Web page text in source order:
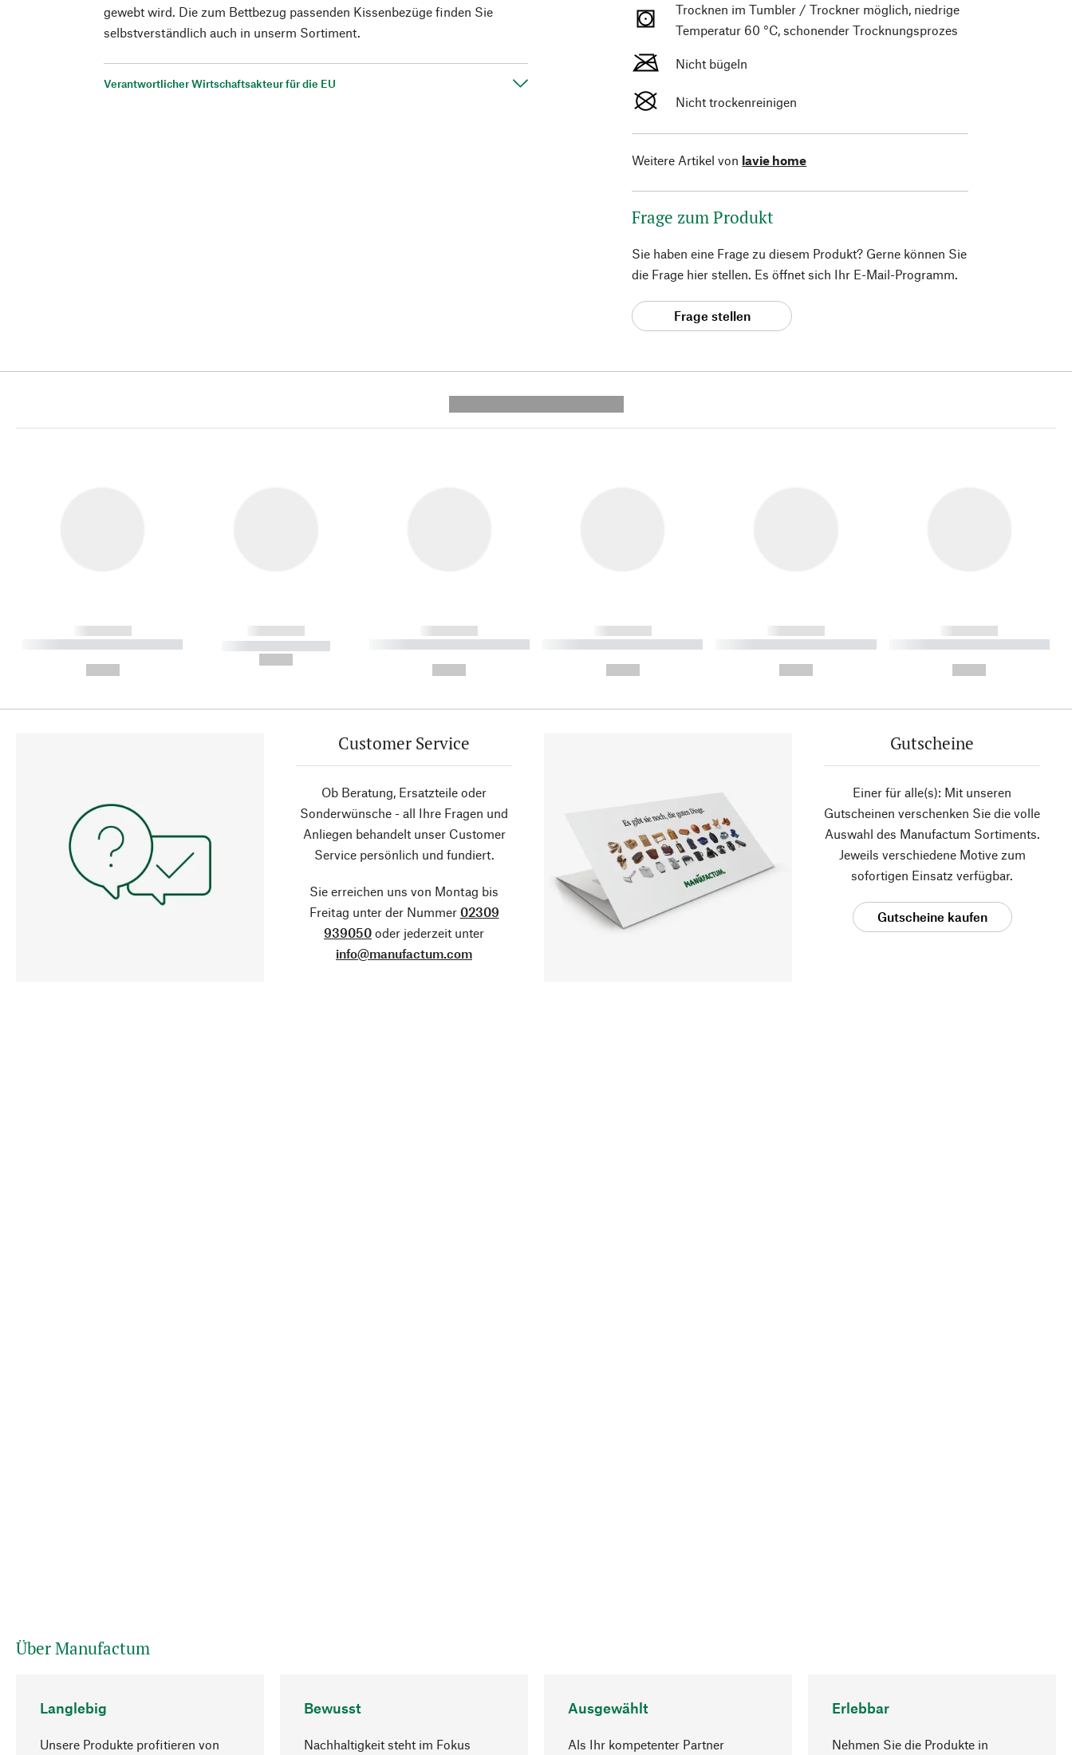
gewebt wird. Die zum Bettbezug passenden Kissenbezüge finden Sie
selbstverständlich auch in unserm Sortiment.
Verantwortlicher Wirtschaftsakteur für die EU
Trocknen im Tumbler / Trockner möglich, niedrige
Temperatur 60 °C, schonender Trocknungsprozes
Nicht bügeln
Nicht trockenreinigen
Weitere Artikel von lavie home
Frage zum Produkt
Sie haben eine Frage zu diesem Produkt? Gerne können Sie
die Frage hier stellen. Es öffnet sich Ihr E-Mail-Programm.
Frage stellen
------------
----------- ----------- ----------
------------
----------- -----------
------------
----------- ----------- ----------
------------
----------- ----------- ----------
------------
----------- ----------- ----------
------------
----------- ----------- ----------
Customer Service
Ob Beratung, Ersatzteile oder
Sonderwünsche - all Ihre Fragen und
Anliegen behandelt unser Customer
Service persönlich und fundiert.
Sie erreichen uns von Montag bis
Freitag unter der Nummer 02309
939050 oder jederzeit unter
info@manufactum.com
Gutscheine
Einer für alle(s): Mit unseren
Gutscheinen verschenken Sie die volle
Auswahl des Manufactum Sortiments.
Jeweils verschiedene Motive zum
sofortigen Einsatz verfügbar.
Gutscheine kaufen
Über Manufactum
Langlebig
Unsere Produkte profitieren von
Bewusst
Nachhaltigkeit steht im Fokus
Ausgewählt
Als Ihr kompetenter Partner
Erlebbar
Nehmen Sie die Produkte in